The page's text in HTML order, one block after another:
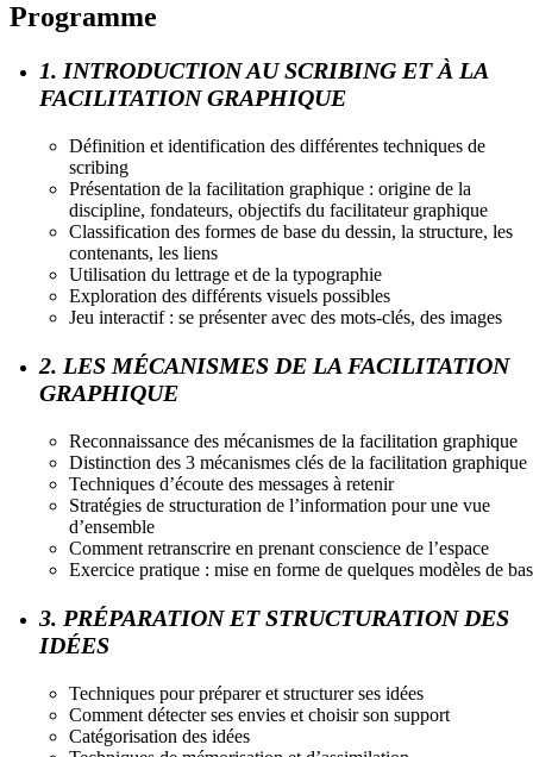
Programme
1. INTRODUCTION AU SCRIBING ET À LA
FACILITATION GRAPHIQUE
Définition et identification des différentes techniques de
scribing
Présentation de la facilitation graphique : origine de la
discipline, fondateurs, objectifs du facilitateur graphique
Classification des formes de base du dessin, la structure, les
contenants, les liens
Utilisation du lettrage et de la typographie
Exploration des différents visuels possibles
Jeu interactif : se présenter avec des mots-clés, des images
2. LES MÉCANISMES DE LA FACILITATION
GRAPHIQUE
Reconnaissance des mécanismes de la facilitation graphique
Distinction des 3 mécanismes clés de la facilitation graphique
Techniques d’écoute des messages à retenir
Stratégies de structuration de l’information pour une vue
d’ensemble
Comment retranscrire en prenant conscience de l’espace
Exercice pratique : mise en forme de quelques modèles de
3. PRÉPARATION ET STRUCTURATION DES
IDÉES
Techniques pour préparer et structurer ses idées
Comment détecter ses envies et choisir son support
Catégorisation des idées